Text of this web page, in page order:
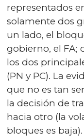
representados
solamente dos
un lado, el
gobierno, el FA;
los dos
(PN y PC). La
que no es tan
la decisión de
hacia otro (la
bloques es